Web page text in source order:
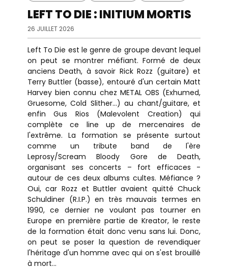
LEFT TO DIE : INITIUM MORTIS
26 JUILLET 2026
Left To Die est le genre de groupe devant lequel
on peut se montrer méfiant. Formé de deux
anciens Death, à savoir Rick Rozz (guitare) et
Terry Buttler (basse), entouré d'un certain Matt
Harvey bien connu chez METAL OBS (Exhumed,
Gruesome, Cold Slither...) au chant/guitare, et
enfin Gus Rios (Malevolent Creation) qui
complète ce line up de mercenaires de
l'extrême. La formation se présente surtout
comme un tribute band de l'ère
Leprosy/Scream Bloody Gore de Death,
organisant ses concerts – fort efficaces -
autour de ces deux albums cultes. Méfiance ?
Oui, car Rozz et Buttler avaient quitté Chuck
Schuldiner (R.I.P.) en très mauvais termes en
1990, ce dernier ne voulant pas tourner en
Europe en première partie de Kreator, le reste
de la formation était donc venu sans lui. Donc,
on peut se poser la question de revendiquer
l'héritage d'un homme avec qui on s'est brouillé
à mort...